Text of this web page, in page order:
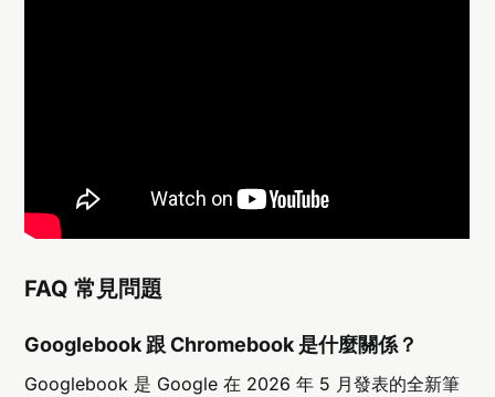
FAQ 常見問題
Googlebook 跟 Chromebook 是什麼關係？
Googlebook 是 Google 在 2026 年 5 月發表的全新筆